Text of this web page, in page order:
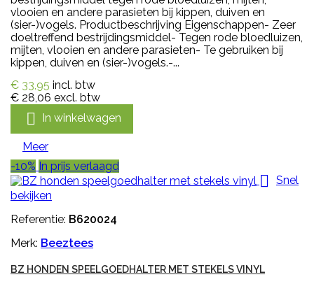
vlooien en andere parasieten bij kippen, duiven en
(sier-)vogels. Productbeschrijving Eigenschappen- Zeer
doeltreffend bestrijdingsmiddel- Tegen rode bloedluizen,
mijten, vlooien en andere parasieten- Te gebruiken bij
kippen, duiven en (sier-)vogels.-...
€ 33,95 incl. btw
€ 28,06 excl. btw
 In winkelwagen
Meer
-10% In prijs verlaagd
 Snel
bekijken
Referentie: B620024
Merk: Beeztees
BZ HONDEN SPEELGOEDHALTER MET STEKELS VINYL